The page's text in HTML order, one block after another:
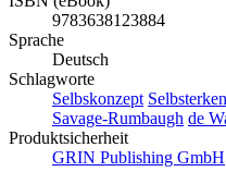
9783638123884
Sprache
Deutsch
Schlagworte
Selbskonzept
Savage-Rumbaugh de
Produktsicherheit
GRIN Publishing GmbH